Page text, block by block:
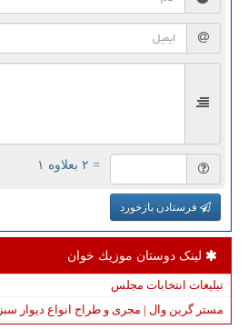
= ۲ بعلاوه ۱
فرستادن بازخورد
لینک دوستان موزیك خوان
تبلیغات انتخابات مجلس
مستر گرین وال | مجری و طراح انواع دیوار سبز